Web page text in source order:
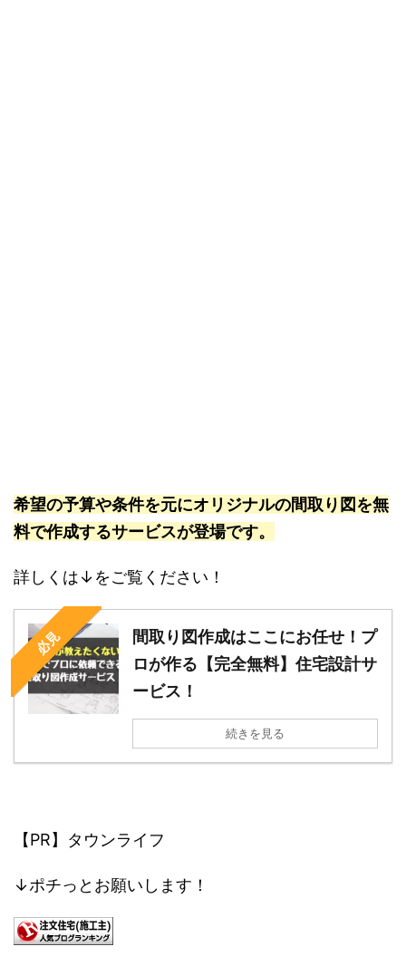
希望の予算や条件を元にオリジナルの間取り図を無
料で作成するサービスが登場です。
詳しくは↓をご覧ください！
必見
間取り図作成はここにお任せ！プ
ロが作る【完全無料】住宅設計サ
ービス！
続きを見る
【PR】タウンライフ
↓ポチっとお願いします！